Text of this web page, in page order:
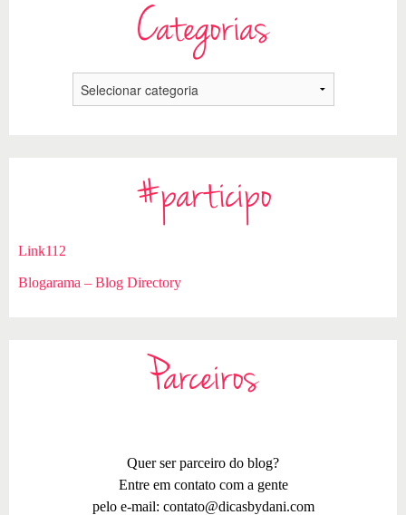
Categorias
#participo
Link112
Blogarama – Blog Directory
Parceiros
Quer ser parceiro do blog?
Entre em contato com a gente
pelo e-mail: contato@dicasbydani.com